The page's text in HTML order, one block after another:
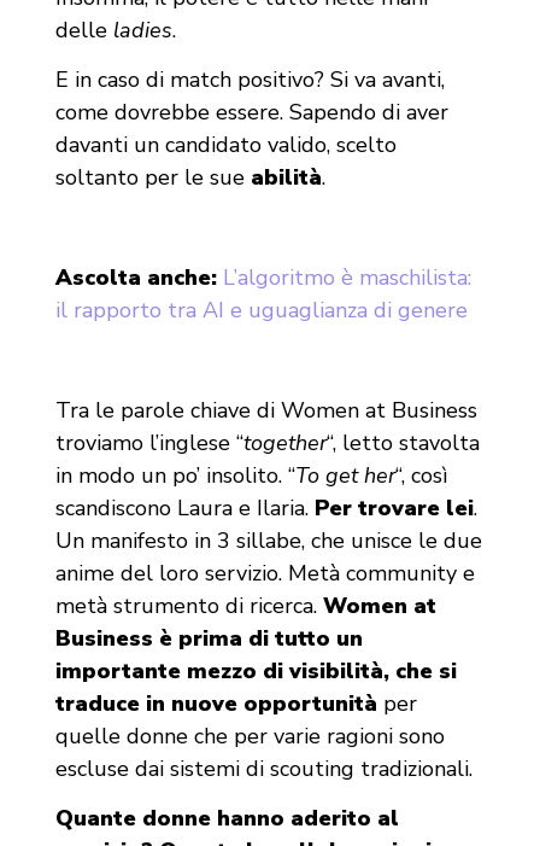
delle ladies.
E in caso di match positivo? Si va avanti,
come dovrebbe essere. Sapendo di aver
davanti un candidato valido, scelto
soltanto per le sueabilità.
Ascolta anche: L’algoritmo è maschilista:
il rapporto tra AI e uguaglianza di genere
Tra le parole chiave di Women at Business
troviamo l’inglese “together“, letto stavolta
in modo un po’ insolito. “To get her“, così
scandiscono Laura e Ilaria. Per trovare lei.
Un manifesto in 3 sillabe, che unisce le due
anime del loro servizio. Metà community e
metà strumento di ricerca. Women at
Business è prima di tutto un
importante mezzo di visibilità, che si
traduce in nuove opportunità per
quelle donne che per varie ragioni sono
escluse dai sistemi di scouting tradizionali.
Quante donne hanno aderito al